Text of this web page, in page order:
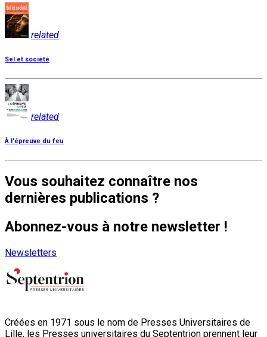
related
Sel et société
related
À l'épreuve du feu
Vous souhaitez connaître nos
dernières publications ?
Abonnez-vous à notre newsletter !
Newsletters
Créées en 1971 sous le nom de Presses Universitaires de
Lille, les Presses universitaires du Septentrion prennent leur